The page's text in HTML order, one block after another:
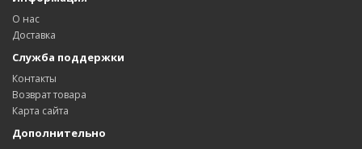
О нас
Доставка
Служба поддержки
Контакты
Возврат товара
Карта сайта
Дополнительно